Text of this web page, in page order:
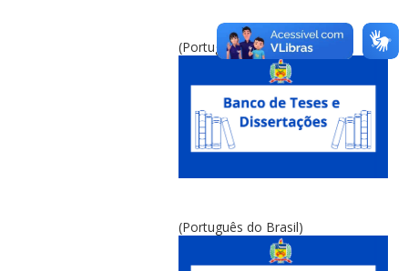
(Português do Brasil)
(Português do Brasil)